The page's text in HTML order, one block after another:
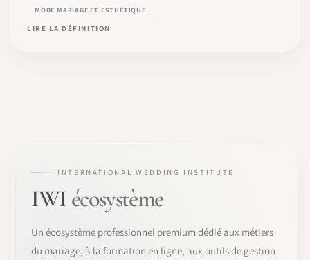
MODE MARIAGE ET ESTHÉTIQUE
LIRE LA DÉFINITION
INTERNATIONAL WEDDING INSTITUTE
IWI écosystème
Un écosystème professionnel premium dédié aux métiers
du mariage, à la formation en ligne, aux outils de gestion